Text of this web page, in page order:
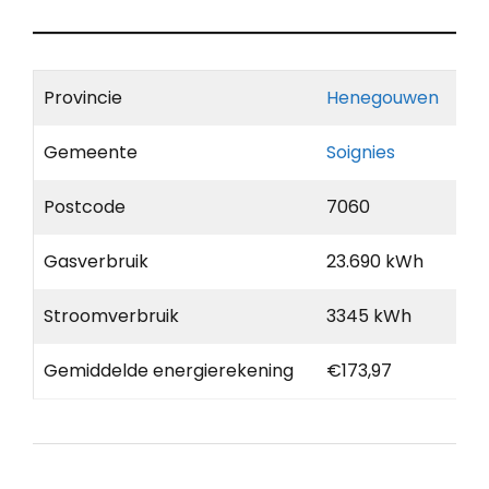
Provincie Henegouwen
Gemeente Soignies
Postcode 7060
Gasverbruik 23.690 kWh
Stroomverbruik 3345 kWh
Gemiddelde energierekening €173,97